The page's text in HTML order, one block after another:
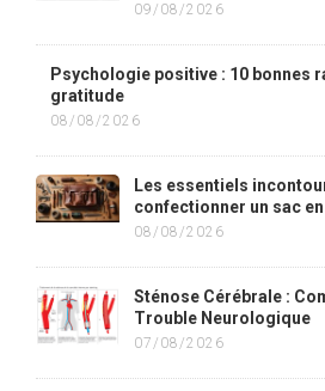
09/08/2026
Psychologie positive : 10 bonnes
gratitude
08/08/2026
Les essentiels
confectionner un sac
08/08/2026
Sténose Cérébrale :
Trouble Neurologique
07/08/2026